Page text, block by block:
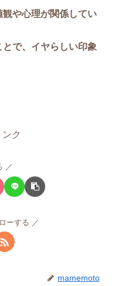
や心理が関係してい
で、イヤらしい印象
ク
ーする
mamemoto